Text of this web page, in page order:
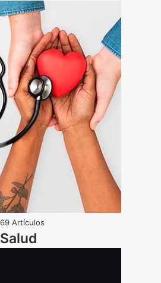
69 Artículos
Salud